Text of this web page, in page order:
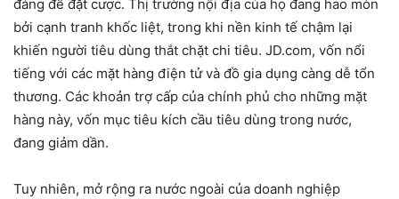
đáng để đặt cược. Thị trường nội địa của họ đang hao mòn
bởi cạnh tranh khốc liệt, trong khi nền kinh tế chậm lại
khiến người tiêu dùng thắt chặt chi tiêu. JD.com, vốn nổi
tiếng với các mặt hàng điện tử và đồ gia dụng càng dễ tổn
thương. Các khoản trợ cấp của chính phủ cho những mặt
hàng này, vốn mục tiêu kích cầu tiêu dùng trong nước,
đang giảm dần.
Tuy nhiên, mở rộng ra nước ngoài của doanh nghiệp